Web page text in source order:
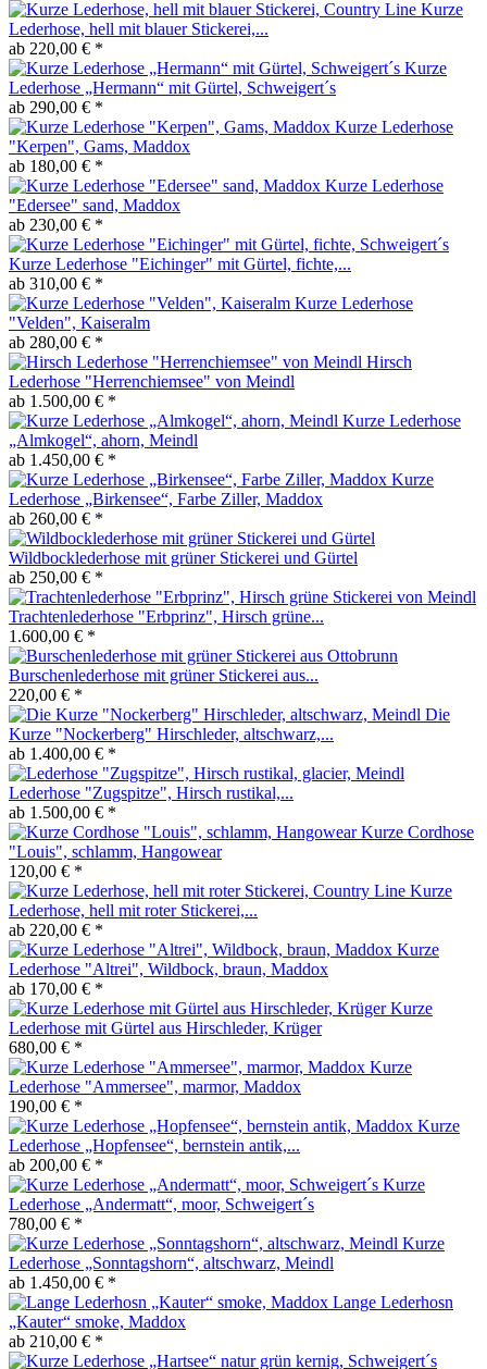
Kurze
Lederhose, hell mit blauer Stickerei,...
ab 220,00 € *
Kurze
Lederhose „Hermann“ mit Gürtel, Schweigert´s
ab 290,00 € *
Kurze Lederhose
"Kerpen", Gams, Maddox
ab 180,00 € *
Kurze Lederhose
"Edersee" sand, Maddox
ab 230,00 € *
Kurze Lederhose "Eichinger" mit Gürtel, fichte,...
ab 310,00 € *
Kurze Lederhose
"Velden", Kaiseralm
ab 280,00 € *
Hirsch
Lederhose "Herrenchiemsee" von Meindl
ab 1.500,00 € *
Kurze Lederhose
„Almkogel“, ahorn, Meindl
ab 1.450,00 € *
Kurze
Lederhose „Birkensee“, Farbe Ziller, Maddox
ab 260,00 € *
Wildbocklederhose mit grüner Stickerei und Gürtel
ab 250,00 € *
Trachtenlederhose "Erbprinz", Hirsch grüne...
1.600,00 € *
Burschenlederhose mit grüner Stickerei aus...
220,00 € *
Die
Kurze "Nockerberg" Hirschleder, altschwarz,...
ab 1.400,00 € *
Lederhose "Zugspitze", Hirsch rustikal,...
ab 1.500,00 € *
Kurze Cordhose
"Louis", schlamm, Hangowear
120,00 € *
Kurze
Lederhose, hell mit roter Stickerei,...
ab 220,00 € *
Kurze
Lederhose "Altrei", Wildbock, braun, Maddox
ab 170,00 € *
Kurze
Lederhose mit Gürtel aus Hirschleder, Krüger
680,00 € *
Kurze
Lederhose "Ammersee", marmor, Maddox
190,00 € *
Kurze
Lederhose „Hopfensee“, bernstein antik,...
ab 200,00 € *
Kurze
Lederhose „Andermatt“, moor, Schweigert´s
780,00 € *
Kurze
Lederhose „Sonntagshorn“, altschwarz, Meindl
ab 1.450,00 € *
Lange Lederhosn
„Kauter“ smoke, Maddox
ab 210,00 € *